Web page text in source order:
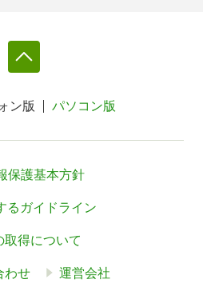
ン版 パソコン版
保護基本方針
るガイドライン
得について
わせ 運営会社